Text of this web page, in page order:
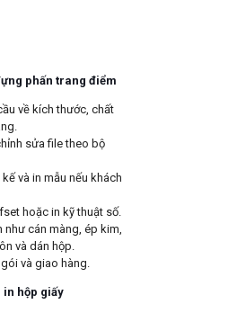
phấn trang điểm
về kích thước, chất
sửa file theo bộ
và in mẫu nếu khách
hoặc in kỹ thuật số.
như cán màng, ép kim,
và dán hộp.
và giao hàng.
in hộp giấy